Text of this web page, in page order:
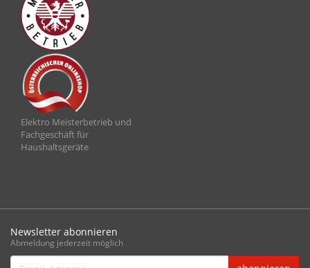
Elektro Meisterbetrieb und
Fachgeschäft für
Haushaltsgeräte
Newsletter abonnieren
Abmeldung jederzeit möglich
Email-